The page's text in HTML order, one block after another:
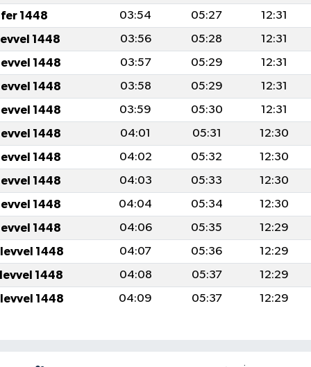
1448
03:54 05:27
12:31
1448
03:56 05:28
12:31
1448
03:57 05:29
12:31
1448
03:58 05:29
12:31
1448
03:59 05:30
12:31
1448
04:01 05:31
12:30
1448
04:02 05:32
12:30
1448
04:03 05:33
12:30
1448
04:04 05:34
12:30
1448
04:06 05:35
12:29
1448
04:07 05:36
12:29
1448
04:08 05:37
12:29
1448
04:09 05:37 12:29